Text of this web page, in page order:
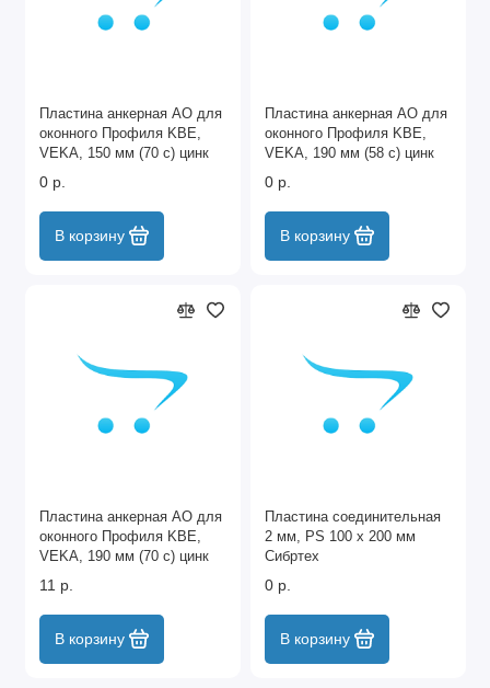
Пластина анкерная АО для
оконного Профиля KBE,
VEKA, 150 мм (70 c) цинк
Сибртех
0 р.
В корзину
Пластина анкерная АО для
оконного Профиля KBE,
VEKA, 190 мм (58 c) цинк
Сибртех
0 р.
В корзину
Пластина анкерная АО для
оконного Профиля KBE,
VEKA, 190 мм (70 c) цинк
Сибртех
11 р.
В корзину
Пластина соединительная
2 мм, PS 100 х 200 мм
Сибртех
0 р.
В корзину